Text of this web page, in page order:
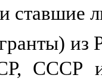
ставшие
из
СССР